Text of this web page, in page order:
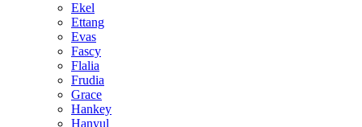
Ekel
Ettang
Evas
Fascy
Flalia
Frudia
Grace
Hankey
Hanyul